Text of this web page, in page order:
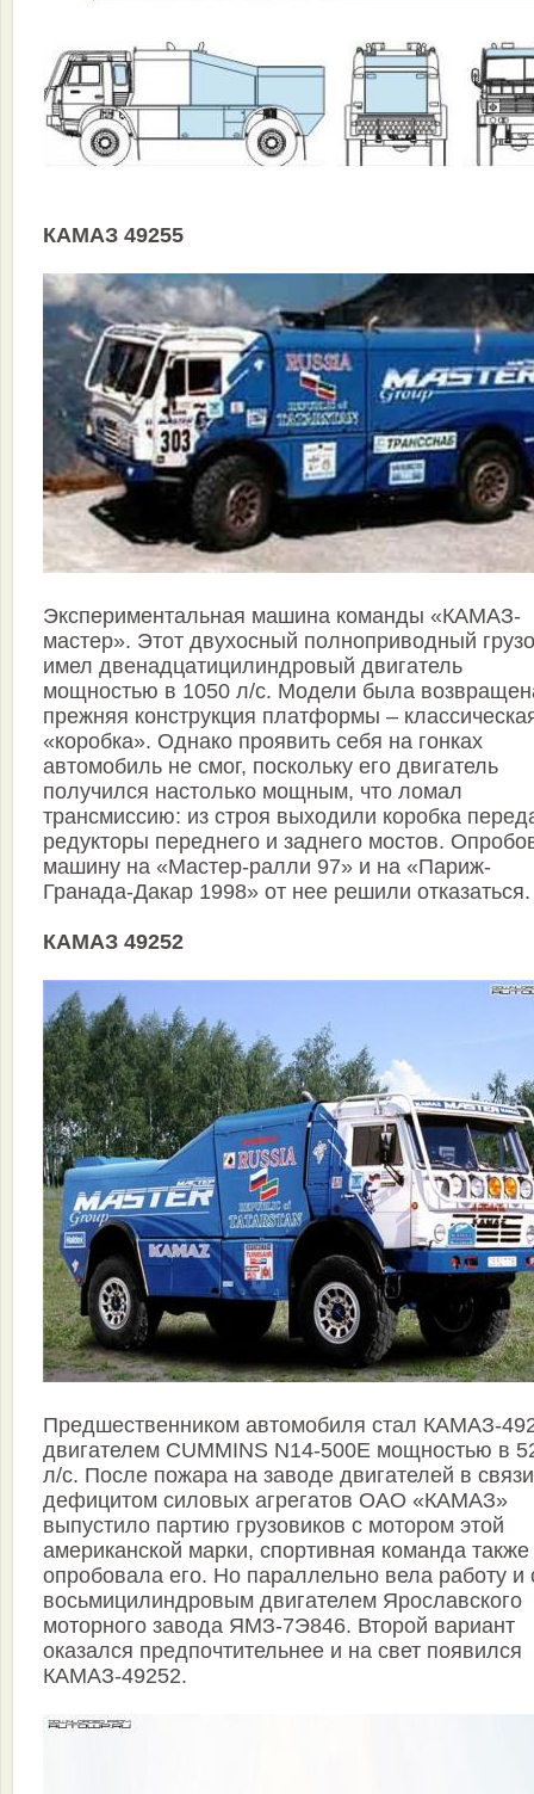
КАМАЗ 49255
Экспериментальная машина команды «КАМАЗ-
мастер». Этот двухосный полноприводный
имел двенадцатицилиндровый двигатель
мощностью в 1050 л/c. Модели была
прежняя конструкция платформы –
«коробка». Однако проявить себя на гонках
автомобиль не смог, поскольку его двигатель
получился настолько мощным, что ломал
трансмиссию: из строя выходили коробка
редукторы переднего и заднего мостов.
машину на «Мастер-ралли 97» и на «Париж-
Гранада-Дакар 1998» от нее решили отказаться.
КАМАЗ 49252
Предшественником автомобиля стал КАМАЗ-
двигателем CUMMINS N14-500E мощностью в
л/c. После пожара на заводе двигателей в
дефицитом силовых агрегатов ОАО «КАМАЗ»
выпустило партию грузовиков с мотором этой
американской марки, спортивная команда также
опробовала его. Но параллельно вела работу и
восьмицилиндровым двигателем Ярославского
моторного завода ЯМЗ-7Э846. Второй вариант
оказался предпочтительнее и на свет появился
КАМАЗ-49252.